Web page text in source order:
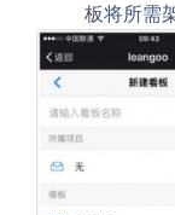
板将所需